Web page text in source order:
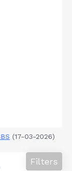
(17-03-2026)
Filters